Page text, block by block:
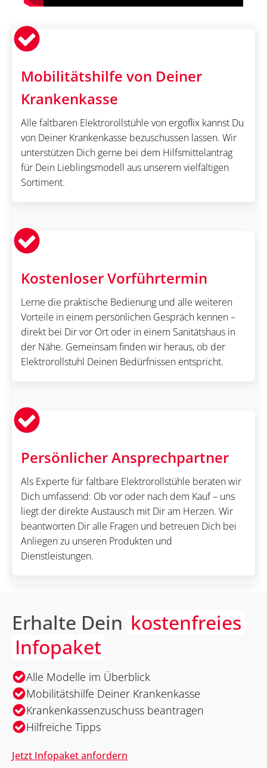
Mobilitätshilfe von Deiner
Krankenkasse
Alle faltbaren Elektrorollstühle von ergoflix kannst Du
von Deiner Krankenkasse bezuschussen lassen. Wir
unterstützen Dich gerne bei dem Hilfsmittelantrag
für Dein Lieblingsmodell aus unserem vielfältigen
Sortiment.
Kostenloser Vorführtermin
Lerne die praktische Bedienung und alle weiteren
Vorteile in einem persönlichen Gespräch kennen –
direkt bei Dir vor Ort oder in einem Sanitätshaus in
der Nähe. Gemeinsam finden wir heraus, ob der
Elektrorollstuhl Deinen Bedürfnissen entspricht.
Persönlicher Ansprechpartner
Als Experte für faltbare Elektrorollstühle beraten wir
Dich umfassend: Ob vor oder nach dem Kauf – uns
liegt der direkte Austausch mit Dir am Herzen. Wir
beantworten Dir alle Fragen und betreuen Dich bei
Anliegen zu unseren Produkten und
Dienstleistungen.
Erhalte Dein kostenfreies
Infopaket
Alle Modelle im Überblick
Mobilitätshilfe Deiner Krankenkasse
Krankenkassenzuschuss beantragen
Hilfreiche Tipps
Jetzt Infopaket anfordern